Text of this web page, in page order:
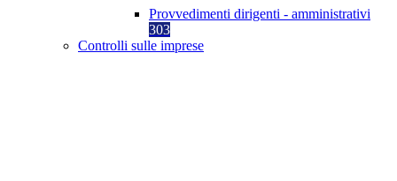
Provvedimenti dirigenti - amministrativi
303
Controlli sulle imprese